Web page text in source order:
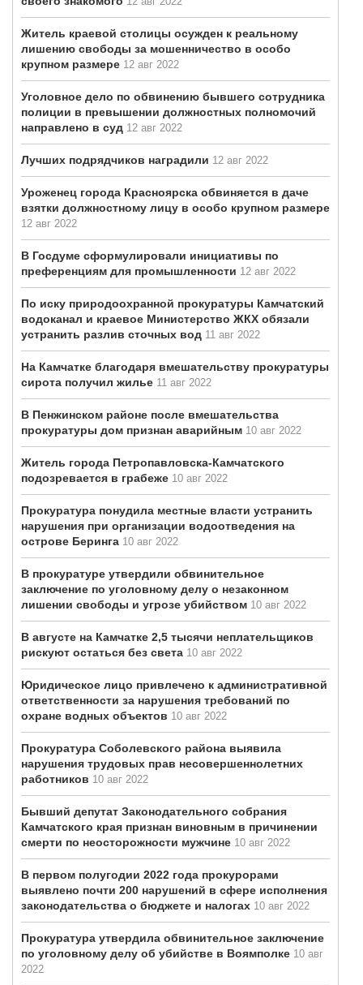
Житель краевой столицы осужден к реальному
лишению свободы за мошенничество в особо
крупном размере 12 авг 2022
Уголовное дело по обвинению бывшего сотрудника
полиции в превышении должностных полномочий
направлено в суд 12 авг 2022
Лучших подрядчиков наградили 12 авг 2022
Уроженец города Красноярска обвиняется в даче
взятки должностному лицу в особо крупном размере
12 авг 2022
В Госдуме сформулировали инициативы по
преференциям для промышленности 12 авг 2022
По иску природоохранной прокуратуры Камчатский
водоканал и краевое Министерство ЖКХ обязали
устранить разлив сточных вод 11 авг 2022
На Камчатке благодаря вмешательству прокуратуры
сирота получил жилье 11 авг 2022
В Пенжинском районе после вмешательства
прокуратуры дом признан аварийным 10 авг 2022
Житель города Петропавловска-Камчатского
подозревается в грабеже 10 авг 2022
Прокуратура понудила местные власти устранить
нарушения при организации водоотведения на
острове Беринга 10 авг 2022
В прокуратуре утвердили обвинительное
заключение по уголовному делу о незаконном
лишении свободы и угрозе убийством 10 авг 2022
В августе на Камчатке 2,5 тысячи неплательщиков
рискуют остаться без света 10 авг 2022
Юридическое лицо привлечено к административной
ответственности за нарушения требований по
охране водных объектов 10 авг 2022
Прокуратура Соболевского района выявила
нарушения трудовых прав несовершеннолетних
работников 10 авг 2022
Бывший депутат Законодательного собрания
Камчатского края признан виновным в причинении
смерти по неосторожности мужчине 10 авг 2022
В первом полугодии 2022 года прокурорами
выявлено почти 200 нарушений в сфере исполнения
законодательства о бюджете и налогах 10 авг 2022
Прокуратура утвердила обвинительное заключение
по уголовному делу об убийстве в Воямполке 10 авг
2022